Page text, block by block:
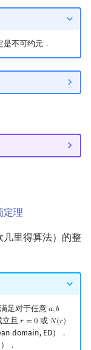
不可约元．
定理
几里得算法）的整
满足对于任意𝑎,𝑏
a,b∈
立且𝑟 = 0
r=0 或 𝑁(𝑟)
N(r)<
domain, ED）．
．